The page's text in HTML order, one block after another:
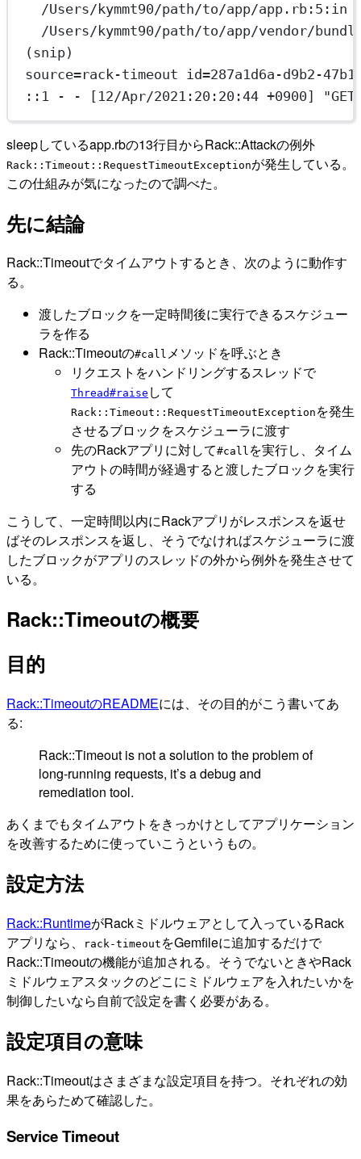
/Users/kymmt90/path/to/app/
/Users/kymmt90/path/to/app/vendor/
(snip)
source=rack-timeout id=287a1d6a-d9b2-
::1 - - [12/Apr/2021:20:20:44 +0900]
sleepしているapp.rbの13行目からRack::Attackの例外
Rack::Timeout::RequestTimeoutExceptionが発生している。
この仕組みが気になったので調べた。
先に結論
Rack::Timeoutでタイムアウトするとき、次のように動作す
る。
渡したブロックを一定時間後に実行できるスケジュー
ラを作る
Rack::Timeoutの#call メソッドを呼ぶとき
リクエストをハンドリングするスレッドで
Thread#raise して
Rack::Timeout::RequestTimeoutException を発生
させるブロックをスケジューラに渡す
先のRackアプリに対して#call を実行し、タイム
アウトの時間が経過すると渡したブロックを実行
する
こうして、一定時間以内にRackアプリがレスポンスを返せ
ばそのレスポンスを返し、そうでなければスケジューラに渡
したブロックがアプリのスレッドの外から例外を発生させて
いる。
Rack::Timeoutの概要
目的
Rack::TimeoutのREADMEには、その目的がこう書いてあ
る:
Rack::Timeout is not a solution to the problem of
long-running requests, it’s a debug and
remediation tool.
あくまでもタイムアウトをきっかけとしてアプリケーション
を改善するために使っていこうというもの。
設定方法
Rack::RuntimeがRackミドルウェアとして入っているRack
アプリなら、
rack-timeout をGemfileに追加するだけで
Rack::Timeoutの機能が追加される。そうでないときやRack
ミドルウェアスタックのどこにミドルウェアを入れたいかを
制御したいなら自前で設定を書く必要がある。
設定項目の意味
Rack::Timeoutはさまざまな設定項目を持つ。それぞれの効
果をあらためて確認した。
Service Timeout